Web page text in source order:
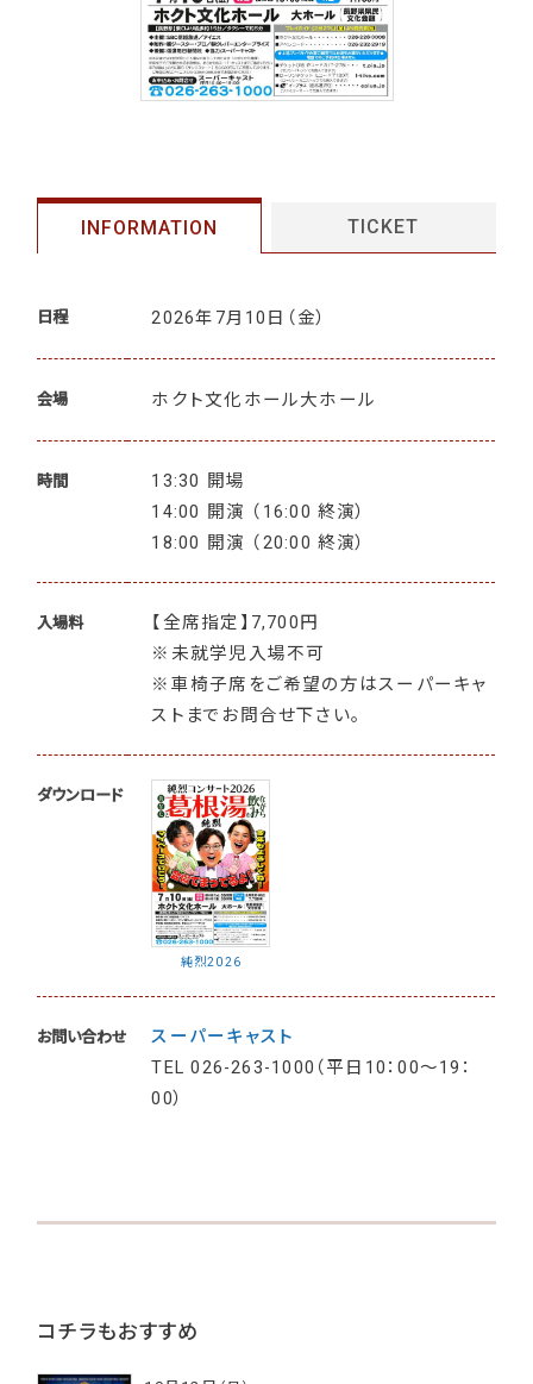
INFORMATION TICKET
日程 2026年7月10日 （金）
会場 ホクト文化ホール大ホール
時間
13:30 開場
14:00 開演 （16:00 終演）
18:00 開演 （20:00 終演）
入場料
【全席指定】7,700円
※未就学児入場不可
※車椅子席をご希望の方はスーパーキャ
ストまでお問合せ下さい。
ダウンロード
純烈2026
お問い合わせ
スーパーキャスト
TEL026-263-1000（平日10：00～19：
00）
コチラもおすすめ